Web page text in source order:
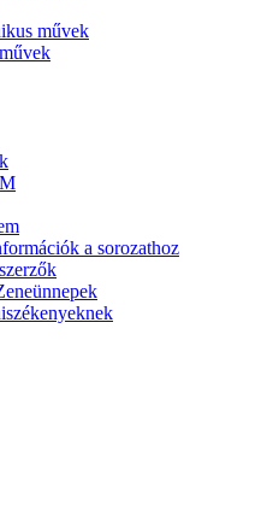
művek
a sorozathoz